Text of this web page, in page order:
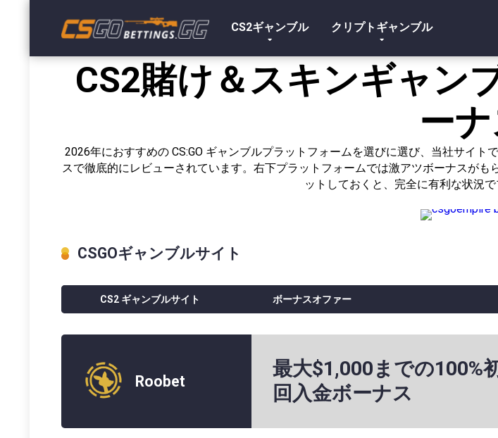
CS2ギャンブル クリプトギャンブル
CS2賭け＆スキンギャン
ー
2026年におすすめの CS:GO ギャンブルプラットフォームを選びに選び、当社サイ
スで徹底的にレビューされています。右下プラットフォームでは激アツボーナスが
ットしておくと、完全に有利な状況
CSGOギャンブルサイト
CS2 ギャンブルサイト ボーナスオファー
Roobet
最大$1,000までの100%
回入金ボーナス